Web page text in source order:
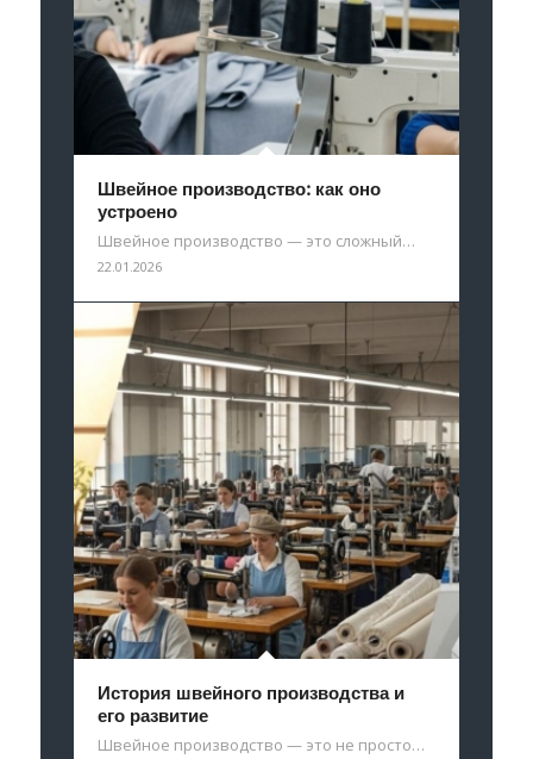
Швейное производство: как оно
устроено
Швейное производство — это сложный…
22.01.2026
История швейного производства и
его развитие
Швейное производство — это не просто…